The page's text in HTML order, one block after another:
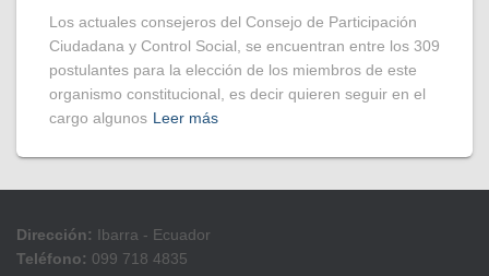
Los actuales consejeros del Consejo de Participación
Ciudadana y Control Social, se encuentran entre los 309
postulantes para la elección de los miembros de este
organismo constitucional, es decir quieren seguir en el
cargo algunos Leer más
Dirección: Ibarra - Ecuador
Teléfono: 099 718 4835